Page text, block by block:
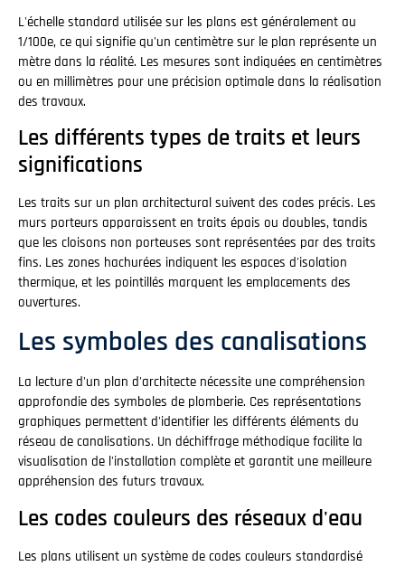
L'échelle standard utilisée sur les plans est généralement au
1/100e, ce qui signifie qu'un centimètre sur le plan représente un
mètre dans la réalité. Les mesures sont indiquées en centimètres
ou en millimètres pour une précision optimale dans la réalisation
des travaux.
Les différents types de traits et leurs
significations
Les traits sur un plan architectural suivent des codes précis. Les
murs porteurs apparaissent en traits épais ou doubles, tandis
que les cloisons non porteuses sont représentées par des traits
fins. Les zones hachurées indiquent les espaces d'isolation
thermique, et les pointillés marquent les emplacements des
ouvertures.
Les symboles des canalisations
La lecture d'un plan d'architecte nécessite une compréhension
approfondie des symboles de plomberie. Ces représentations
graphiques permettent d'identifier les différents éléments du
réseau de canalisations. Un déchiffrage méthodique facilite la
visualisation de l'installation complète et garantit une meilleure
appréhension des futurs travaux.
Les codes couleurs des réseaux d'eau
Les plans utilisent un système de codes couleurs standardisé